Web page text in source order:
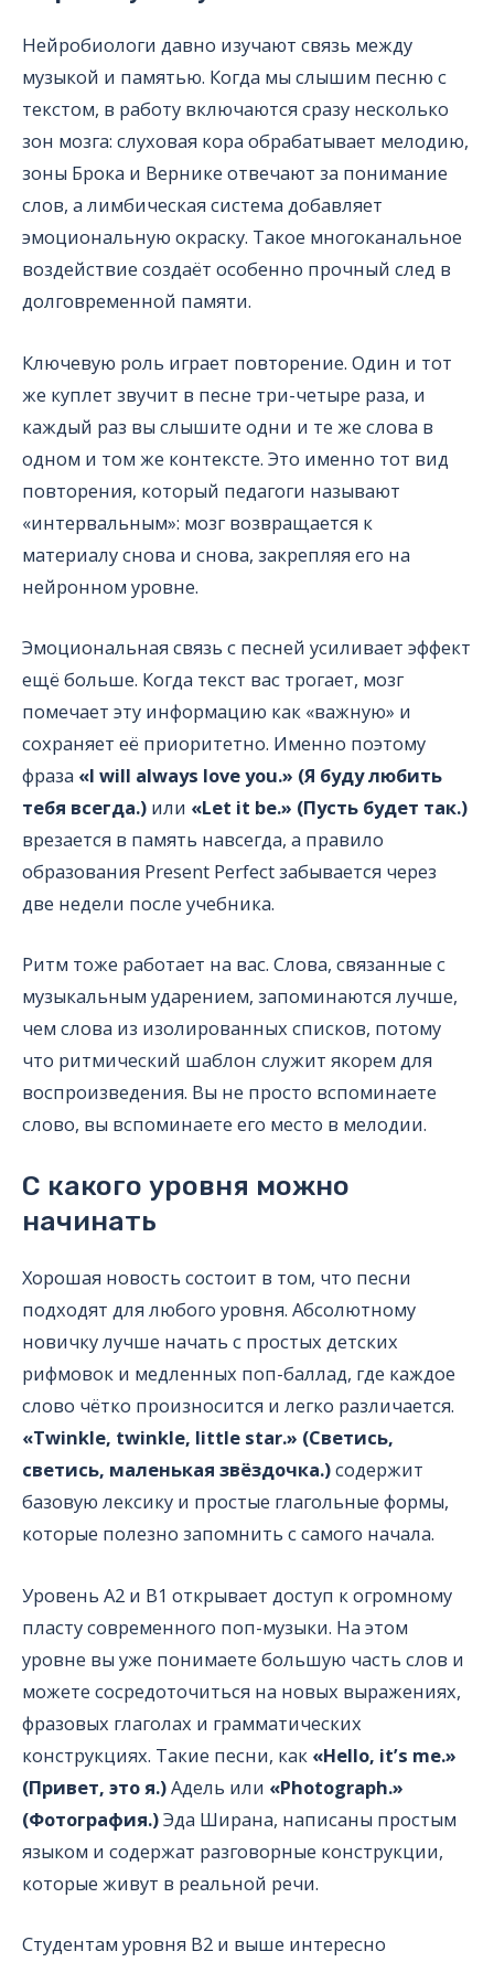
Нейробиологи давно изучают связь между
музыкой и памятью. Когда мы слышим песню с
текстом, в работу включаются сразу несколько
зон мозга: слуховая кора обрабатывает мелодию,
зоны Брока и Вернике отвечают за понимание
слов, а лимбическая система добавляет
эмоциональную окраску. Такое многоканальное
воздействие создаёт особенно прочный след в
долговременной памяти.
Ключевую роль играет повторение. Один и тот
же куплет звучит в песне три-четыре раза, и
каждый раз вы слышите одни и те же слова в
одном и том же контексте. Это именно тот вид
повторения, который педагоги называют
«интервальным»: мозг возвращается к
материалу снова и снова, закрепляя его на
нейронном уровне.
Эмоциональная связь с песней усиливает эффект
ещё больше. Когда текст вас трогает, мозг
помечает эту информацию как «важную» и
сохраняет её приоритетно. Именно поэтому
фраза «I will always love you.» (Я буду любить
тебя всегда.) или «Let it be.» (Пусть будет так.)
врезается в память навсегда, а правило
образования Present Perfect забывается через
две недели после учебника.
Ритм тоже работает на вас. Слова, связанные с
музыкальным ударением, запоминаются лучше,
чем слова из изолированных списков, потому
что ритмический шаблон служит якорем для
воспроизведения. Вы не просто вспоминаете
слово, вы вспоминаете его место в мелодии.
С какого уровня можно
начинать
Хорошая новость состоит в том, что песни
подходят для любого уровня. Абсолютному
новичку лучше начать с простых детских
рифмовок и медленных поп-баллад, где каждое
слово чётко произносится и легко различается.
«Twinkle, twinkle, little star.» (Светись,
светись, маленькая звёздочка.)содержит
базовую лексику и простые глагольные формы,
которые полезно запомнить с самого начала.
Уровень A2 и B1 открывает доступ к огромному
пласту современного поп-музыки. На этом
уровне вы уже понимаете большую часть слов и
можете сосредоточиться на новых выражениях,
фразовых глаголах и грамматических
конструкциях. Такие песни, как «Hello, it’s me.»
(Привет, это я.)Адель или «Photograph.»
(Фотография.)Эда Ширана, написаны простым
языком и содержат разговорные конструкции,
которые живут в реальной речи.
Студентам уровня B2 и выше интересно